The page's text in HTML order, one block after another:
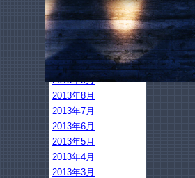
2014年2月
2014年1月
2013年12月
2013年11月
2013年10月
2013年9月
2013年8月
2013年7月
2013年6月
2013年5月
2013年4月
2013年3月